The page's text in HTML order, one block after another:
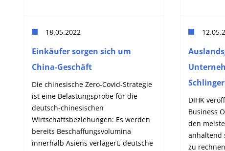
18.05.2022
Einkäufer sorgen sich um
China-Geschäft
Die chinesische Zero-Covid-Strategie
ist eine Belastungsprobe für die
deutsch-chinesischen
Wirtschaftsbeziehungen: Es werden
bereits Beschaffungsvolumina
innerhalb Asiens verlagert, deutsche
DIHK
Business
den
anhaltend
zu